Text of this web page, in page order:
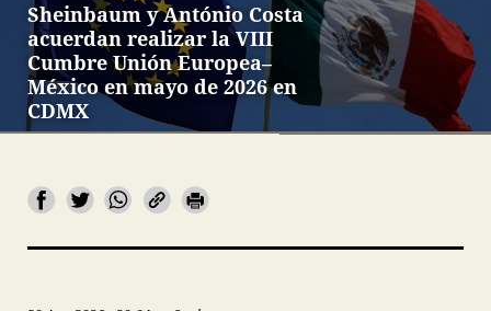
Sheinbaum y António Costa
acuerdan realizar la VIII
Cumbre Unión Europea–
México en mayo de 2026 en
CDMX